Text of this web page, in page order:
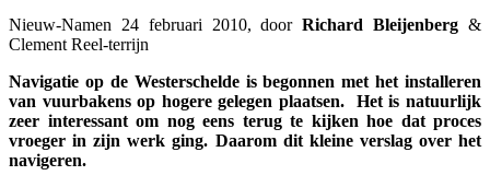
Nieuw-Namen 24 februari 2010, doorRichard Bleijenberg &
Clement Reel-terrijn
Navigatie op de Westerschelde is begonnen met het installeren
van vuurbakens op hogere gelegen plaatsen. Het is natuurlijk
zeer interessant om nog eens terug te kijken hoe dat proces
vroeger in zijn werk ging. Daarom dit kleine verslag over het
navigeren.